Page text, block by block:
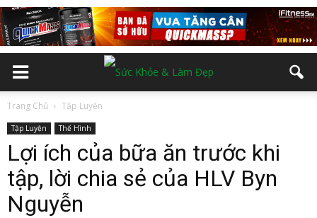
Trang Chủ Tập Luyện
Tập Luyện Thể Hình
Lợi ích của bữa ăn trước khi
tập, lời chia sẻ của HLV Byn
Nguyễn